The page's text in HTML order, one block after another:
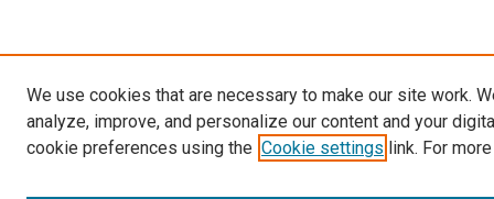
We use cookies that are necessary to make our site work.
analyze, improve, and personalize our content and your
cookie preferences using the Cookie settings link. For